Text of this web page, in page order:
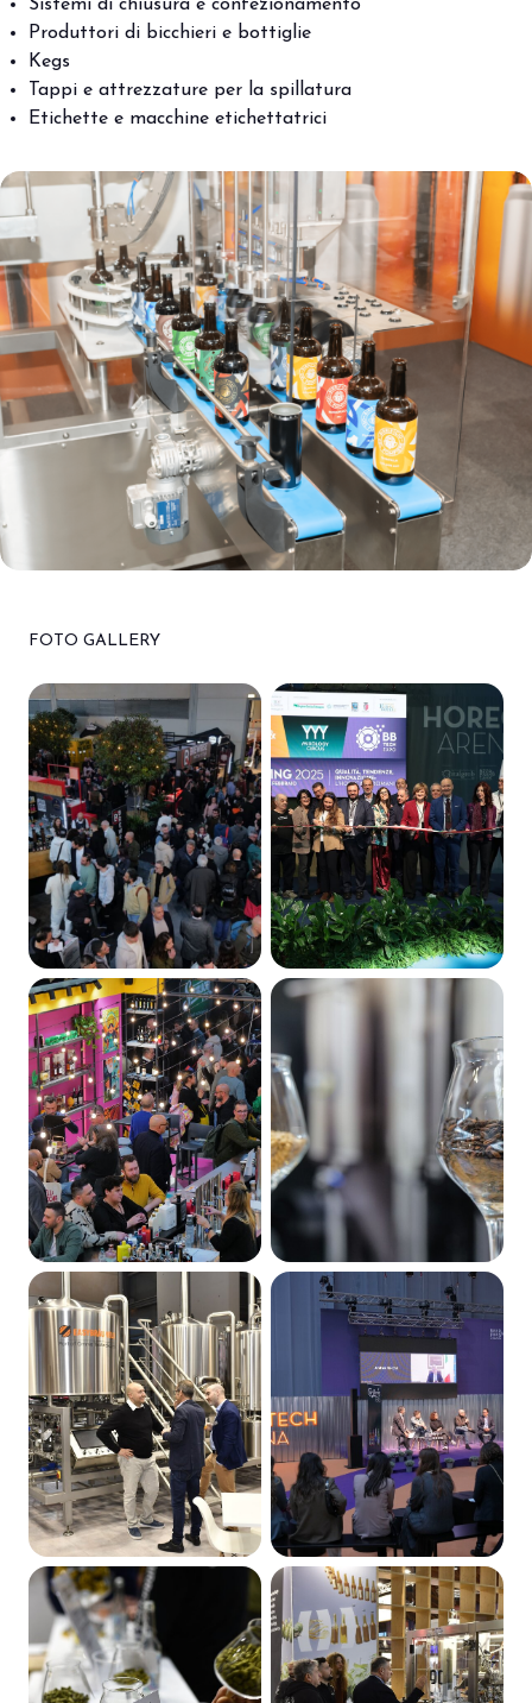
Sistemi di chiusura e confezionamento
Produttori di bicchieri e bottiglie
Kegs
Tappi e attrezzature per la spillatura
Etichette e macchine etichettatrici
FOTO GALLERY